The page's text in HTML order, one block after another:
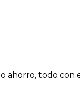
ahorro, todo con